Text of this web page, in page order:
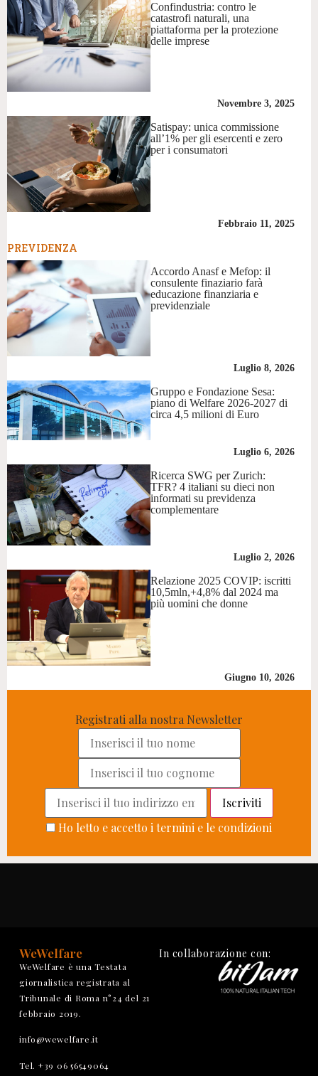
Confindustria: contro le
catastrofi naturali, una
piattaforma per la protezione
delle imprese
Novembre 3, 2025
Satispay: unica commissione
all’1% per gli esercenti e zero
per i consumatori
Febbraio 11, 2025
PREVIDENZA
Accordo Anasf e Mefop: il
consulente finaziario farà
educazione finanziaria e
previdenziale
Luglio 8, 2026
Gruppo e Fondazione Sesa:
piano di Welfare 2026-2027 di
circa 4,5 milioni di Euro
Luglio 6, 2026
Ricerca SWG per Zurich:
TFR? 4 italiani su dieci non
informati su previdenza
complementare
Luglio 2, 2026
Relazione 2025 COVIP: iscritti
10,5mln,+4,8% dal 2024 ma
più uomini che donne
Giugno 10, 2026
Registrati alla nostra Newsletter
Ho letto e accetto i termini e le condizioni
WeWelfare
WeWelfare è una Testata
giornalistica registrata al
Tribunale di Roma n°24 del 21
febbraio 2019.
info@wewelfare.it
Tel. +39 06 56549064
In collaborazione con: